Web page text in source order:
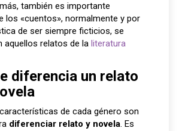
también es importante
los «cuentos», normalmente y por
de ser siempre ficticios, se
aquellos relatos de laliteratura
diferencia un relato
de cada género son
diferenciar relato y novela. Es